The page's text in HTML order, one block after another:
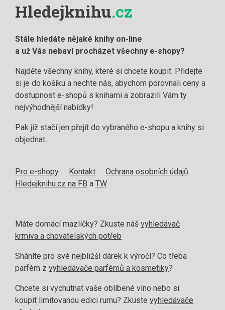
Hledejknihu.cz
Stále hledáte nějaké knihy on-line
a už Vás nebaví procházet všechny e-shopy?
Najděte všechny knihy, které si chcete koupit. Přidejte
si je do košíku a nechte nás, abychom porovnali ceny a
dostupnost e-shopů s knihami a zobrazili Vám ty
nejvýhodnější nabídky!
Pak již stačí jen přejít do vybraného e-shopu a knihy si
objednat...
Pro e-shopy Kontakt
Ochrana osobních údajů
Hledejknihu.cz na FB a TW
Máte domácí mazlíčky? Zkuste náš vyhledávač
krmiva a chovatelských potřeb
Sháníte pro své nejbližší dárek k výročí? Co třeba
parfém z vyhledávače parfémů a kosmetiky?
Chcete si vychutnat vaše oblíbené víno nebo si
koupit limitovanou edici rumu? Zkuste vyhledávače